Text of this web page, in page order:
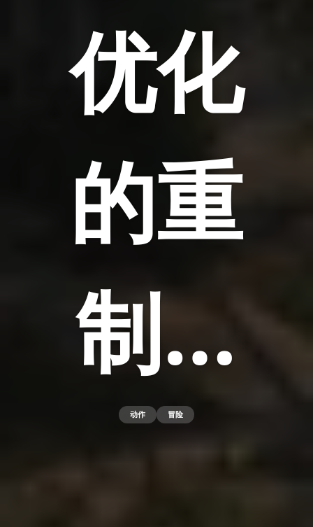
优化
的重
制…
动作 冒险